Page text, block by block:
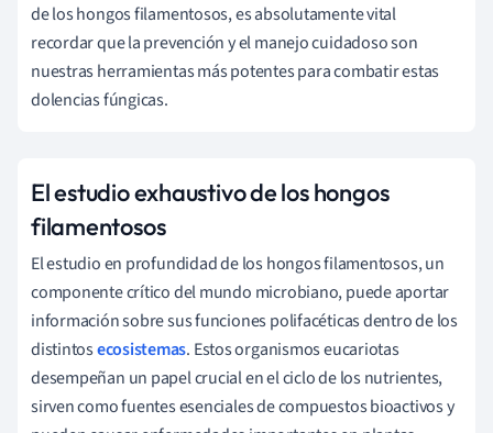
de los hongos filamentosos, es absolutamente vital
recordar que la prevención y el manejo cuidadoso son
nuestras herramientas más potentes para combatir estas
dolencias fúngicas.
El estudio exhaustivo de los hongos
filamentosos
El estudio en profundidad de los hongos filamentosos, un
componente crítico del mundo microbiano, puede aportar
información sobre sus funciones polifacéticas dentro de los
distintosecosistemas. Estos organismos eucariotas
desempeñan un papel crucial en el ciclo de los nutrientes,
sirven como fuentes esenciales de compuestos bioactivos y